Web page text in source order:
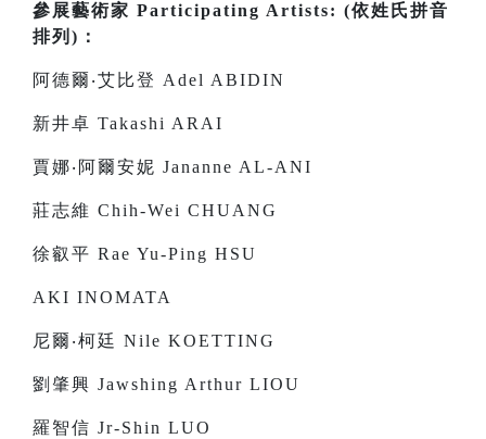
參展藝術家 Participating Artists: (依姓氏拼音
排列)：
阿德爾‧艾比登 Adel ABIDIN
新井卓 Takashi ARAI
賈娜‧阿爾安妮 Jananne AL-ANI
莊志維 Chih-Wei CHUANG
徐叡平 Rae Yu-Ping HSU
AKI INOMATA
尼爾‧柯廷 Nile KOETTING
劉肇興 Jawshing Arthur LIOU
羅智信 Jr-Shin LUO